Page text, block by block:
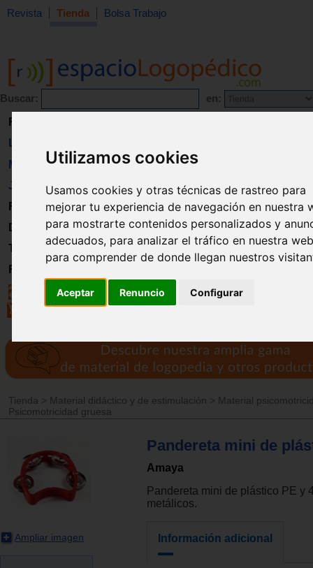
Utilizamos cookies
Usamos cookies y otras técnicas de rastreo para
mejorar tu experiencia de navegación en nuestra
para mostrarte contenidos personalizados y
adecuados, para analizar el tráfico en nuestra
para comprender de donde llegan nuestros
Aceptar Renuncio Configurar
Revista Tienda Bolsa Trabajo
Buscar: en:
Revista
Libros
Material
Juguetes
Formación
Directorio
Trabajo
Registro
Tienda > Material didáctico y de estimulación > Material
Psicomotricidad gruesa
Ampliar imagen
Pandereta mini de
Amaya
Pandereta mini de plástico PE y
metálicos.
Información adicional